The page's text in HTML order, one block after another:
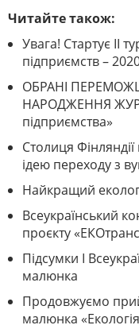
Читайте також:
Увага! Стартує ІІ
підприємств –
ОБРАНІ
НАРОДЖЕННЯ
підприємства»
Столиця
ідею переходу з
Найкращий еколог
Всеукраїнський
проєкту
Підсумки І
малюнка
Продовжуємо
малюнка